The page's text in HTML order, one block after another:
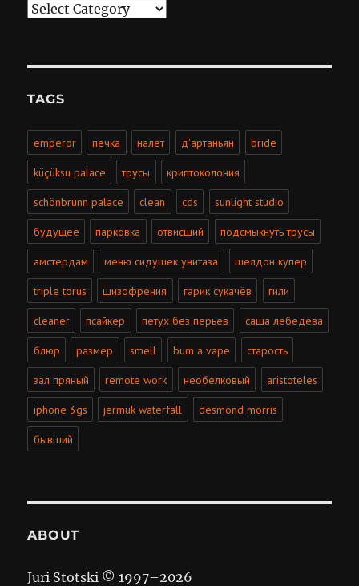
Categories
TAGS
emperor печка налёт д'артаньян bride
küçüksu palace трусы криптоколония
schönbrunn palace clean cds sunlight studio
будущее парковка отвисший подсмыкнуть трусы
амстердам меню сидушек унитаза шелдон купер
triple torus шизофрения гарик сукачёв гили
cleaner псайкер петух без перьев саша лебедева
блюр размер smell bum a vape старость
зал пряный remote work необелковый aristoteles
iphone 3gs jermuk waterfall desmond morris
бывший
ABOUT
Juri Stotski © 1997–2026